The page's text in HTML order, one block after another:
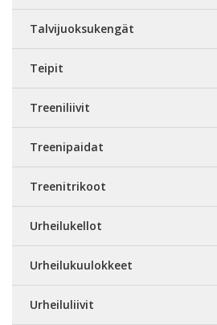
Talvijuoksukengät
Teipit
Treeniliivit
Treenipaidat
Treenitrikoot
Urheilukellot
Urheilukuulokkeet
Urheiluliivit